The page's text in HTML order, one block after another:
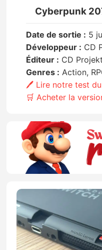
Cyberpunk
Date de sortie : 5
Développeur : CD
Éditeur : CD Projekt
Genres : Action,
🖊️ Lire notre test
🛒 Acheter la